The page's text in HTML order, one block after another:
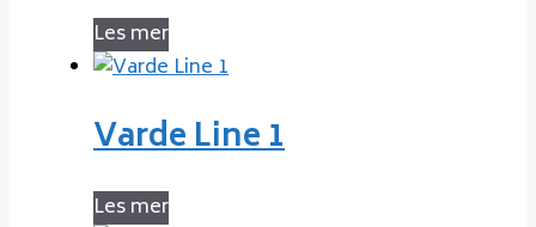
Les mer
Varde Line 1
Les mer